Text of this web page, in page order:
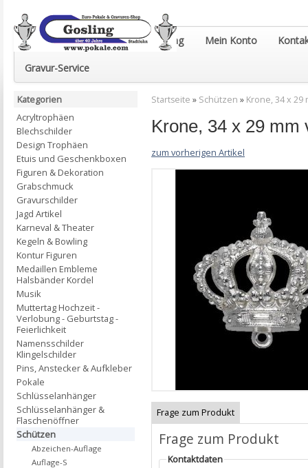
Euro-Pokale & Gravur-Shop Gosling Mein Konto
Gravur-Service
Startseite » Schützen » Krone, 34 x
Krone, 34 x 29 mm
zum vorherigen Artikel
Frage zum Produkt
Frage zum Produkt
Kontaktdaten
Kategorien
Acryltrophäen
Blechschilder
Design Trophäen
Etuis und Geschenkboxen
Figuren & Dekoration
Grabschmuck
Gravurschilder
Jagd Artikel
Karneval & Theater
Kegeln & Bowling
Kontur Figuren
Medaillen Embleme
Halsbänder Kordel
Musik
Muttertag Hochzeit -
Verlobung - Geburtstag -
Feierlichkeit
Namensschilder
Klingelschilder
Pins, Anstecker & Aufkleber
Pokale
Schlüsselanhänger
Schlüsselanhänger &
Flaschenöffner
Schützen
Abzeichen-Auflage
Auflage-S